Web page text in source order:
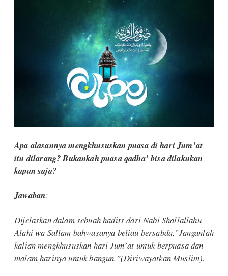
Apa alasannya mengkhususkan puasa di hari Jum’at
itu dilarang? Bukankah puasa qadha’ bisa dilakukan
kapan saja?
Jawaban:
Dijelaskan dalam sebuah hadits dari Nabi Shallallahu
Alahi wa Sallam bahwasanya beliau bersabda,”Janganlah
kalian mengkhususkan hari Jum’at untuk berpuasa dan
malam harinya untuk bangun.”(Diriwayatkan Muslim).